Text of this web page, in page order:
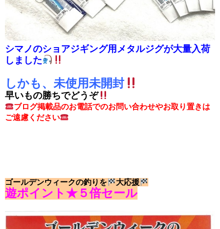
シマノのショアジギング用メタルジグが大量入荷
しました
しかも、未使用未開封
早いもの勝ちでどうぞ
ブログ掲載品のお電話でのお問い合わせやお取り置きは
ご遠慮ください
ゴールデンウィークの釣りを 大応援
遊ポイント★５倍セール